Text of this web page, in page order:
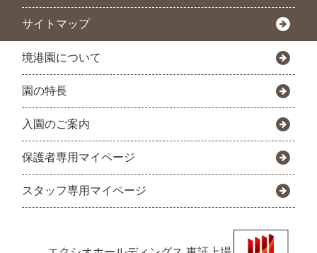
サイトマップ
境港園について
園の特長
入園のご案内
保護者専用マイページ
スタッフ専用マイページ